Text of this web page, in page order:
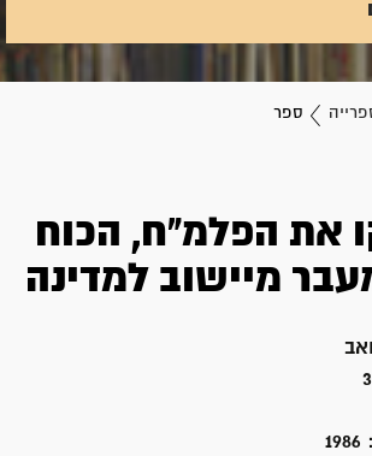
ספר
את הפלמ"ח, הכוח
מיישוב למדינה